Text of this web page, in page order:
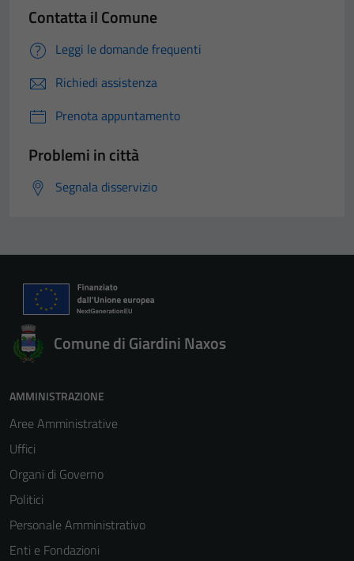
Contatta il Comune
Leggi le domande frequenti
Richiedi assistenza
Prenota appuntamento
Problemi in città
Segnala disservizio
Comune di Giardini Naxos
AMMINISTRAZIONE
Aree Amministrative
Uffici
Organi di Governo
Politici
Personale Amministrativo
Enti e Fondazioni